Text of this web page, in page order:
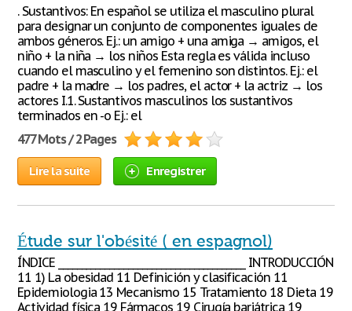
. Sustantivos: En español se utiliza el masculino plural
para designar un conjunto de componentes iguales de
ambos géneros. Ej.: un amigo + una amiga → amigos, el
niño + la niña → los niños Esta regla es válida incluso
cuando el masculino y el femenino son distintos. Ej.: el
padre + la madre → los padres, el actor + la actriz → los
actores I.1. Sustantivos masculinos los sustantivos
terminados en -o Ej.: el
477 Mots / 2 Pages
Lire la suite Enregistrer
Étude sur l'obésité ( en espagnol)
ÍNDICE ________________________________________ INTRODUCCIÓN
11 1) La obesidad 11 Definición y clasificación 11
Epidemiologia 13 Mecanismo 15 Tratamiento 18 Dieta 19
Actividad física 19 Fármacos 19 Cirugía bariátrica 19